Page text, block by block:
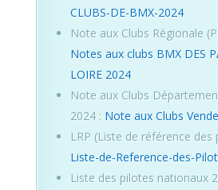
CLUBS-DE-BMX-2024
Note aux Clubs Régionale
Notes aux clubs BMX DES
LOIRE 2024
Note aux Clubs
2024 : Note aux Clubs
LRP (Liste de référence des
Liste-de-Reference-des-
Liste des pilotes nationaux